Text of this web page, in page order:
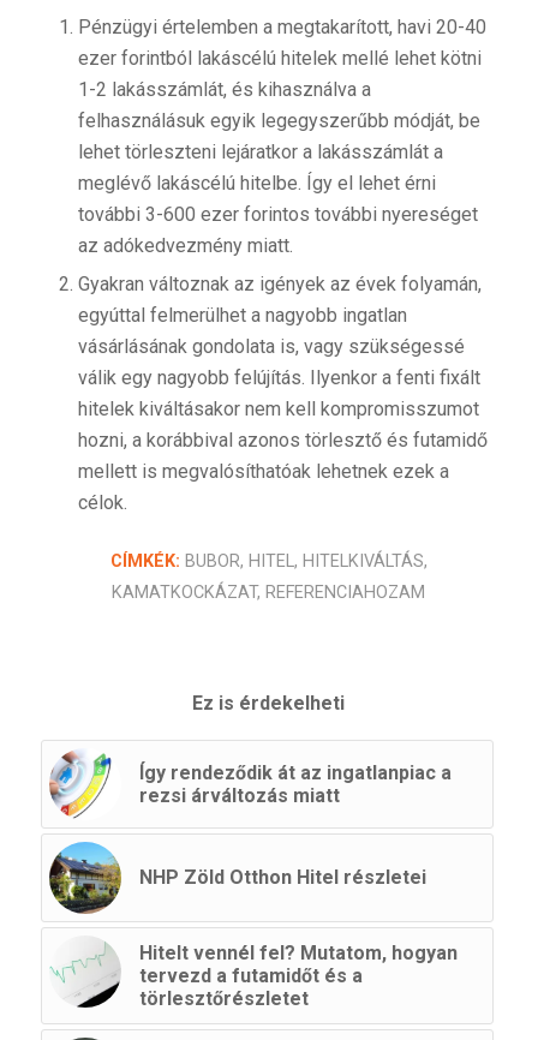
Pénzügyi értelemben a megtakarított, havi 20-40
ezer forintból lakáscélú hitelek mellé lehet kötni
1-2 lakásszámlát, és kihasználva a
felhasználásuk egyik legegyszerűbb módját, be
lehet törleszteni lejáratkor a lakásszámlát a
meglévő lakáscélú hitelbe. Így el lehet érni
további 3-600 ezer forintos további nyereséget
az adókedvezmény miatt.
Gyakran változnak az igények az évek folyamán,
egyúttal felmerülhet a nagyobb ingatlan
vásárlásának gondolata is, vagy szükségessé
válik egy nagyobb felújítás. Ilyenkor a fenti fixált
hitelek kiváltásakor nem kell kompromisszumot
hozni, a korábbival azonos törlesztő és futamidő
mellett is megvalósíthatóak lehetnek ezek a
célok.
CÍMKÉK: BUBOR, HITEL, HITELKIVÁLTÁS,
KAMATKOCKÁZAT,REFERENCIAHOZAM
Ez is érdekelheti
Így rendeződik át az ingatlanpiac a
rezsi árváltozás miatt
NHP Zöld Otthon Hitel részletei
Hitelt vennél fel? Mutatom, hogyan
tervezd a futamidőt és a
törlesztőrészletet